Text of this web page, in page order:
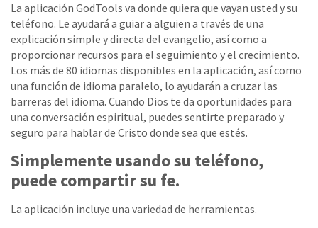
La aplicación GodTools va donde quiera que vayan usted y su
teléfono. Le ayudará a guiar a alguien a través de una
explicación simple y directa del evangelio, así como a
proporcionar recursos para el seguimiento y el crecimiento.
Los más de 80 idiomas disponibles en la aplicación, así como
una función de idioma paralelo, lo ayudarán a cruzar las
barreras del idioma. Cuando Dios te da oportunidades para
una conversación espiritual, puedes sentirte preparado y
seguro para hablar de Cristo donde sea que estés.
Simplemente usando su teléfono,
puede compartir su fe.
La aplicación incluye una variedad de herramientas.